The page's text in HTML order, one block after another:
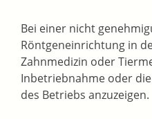
Bei einer nicht
Röntgeneinrichtung in
Zahnmedizin oder
Inbetriebnahme oder
des Betriebs anzuzeigen.